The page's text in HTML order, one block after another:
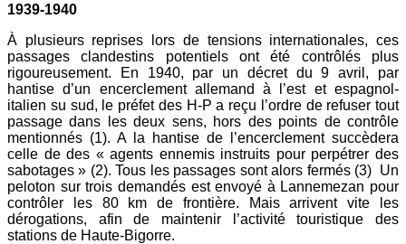
1939-1940
À plusieurs reprises lors de tensions internationales, ces
passages clandestins potentiels ont été contrôlés plus
rigoureusement. En 1940, par un décret du 9 avril, par
hantise d’un encerclement allemand à l’est et espagnol-
italien su sud, le préfet des H-P a reçu l’ordre de refuser tout
passage dans les deux sens, hors des points de contrôle
mentionnés (1). A la hantise de l’encerclement succèdera
celle de des « agents ennemis instruits pour perpétrer des
sabotages » (2). Tous les passages sont alors fermés (3) Un
peloton sur trois demandés est envoyé à Lannemezan pour
contrôler les 80 km de frontière. Mais arrivent vite les
dérogations, afin de maintenir l’activité touristique des
stations de Haute-Bigorre.